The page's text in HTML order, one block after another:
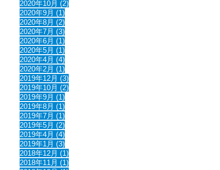
2020年10月 (2)
2020年9月 (1)
2020年8月 (2)
2020年7月 (3)
2020年6月 (1)
2020年5月 (1)
2020年4月 (4)
2020年2月 (1)
2019年12月 (3)
2019年10月 (2)
2019年9月 (1)
2019年8月 (1)
2019年7月 (1)
2019年5月 (2)
2019年4月 (4)
2019年1月 (3)
2018年12月 (1)
2018年11月 (1)